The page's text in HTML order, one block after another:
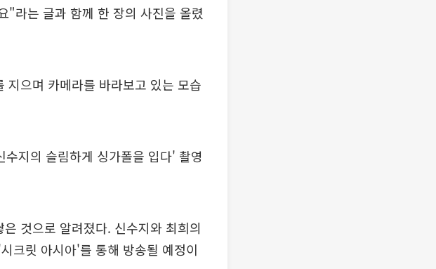
"라는 글과 함께 한 장의 사진을 올렸
지으며 카메라를 바라보고 있는 모습
지의 슬림하게 싱가폴을 입다' 촬영
것으로 알려졌다. 신수지와 최희의
크릿 아시아'를 통해 방송될 예정이